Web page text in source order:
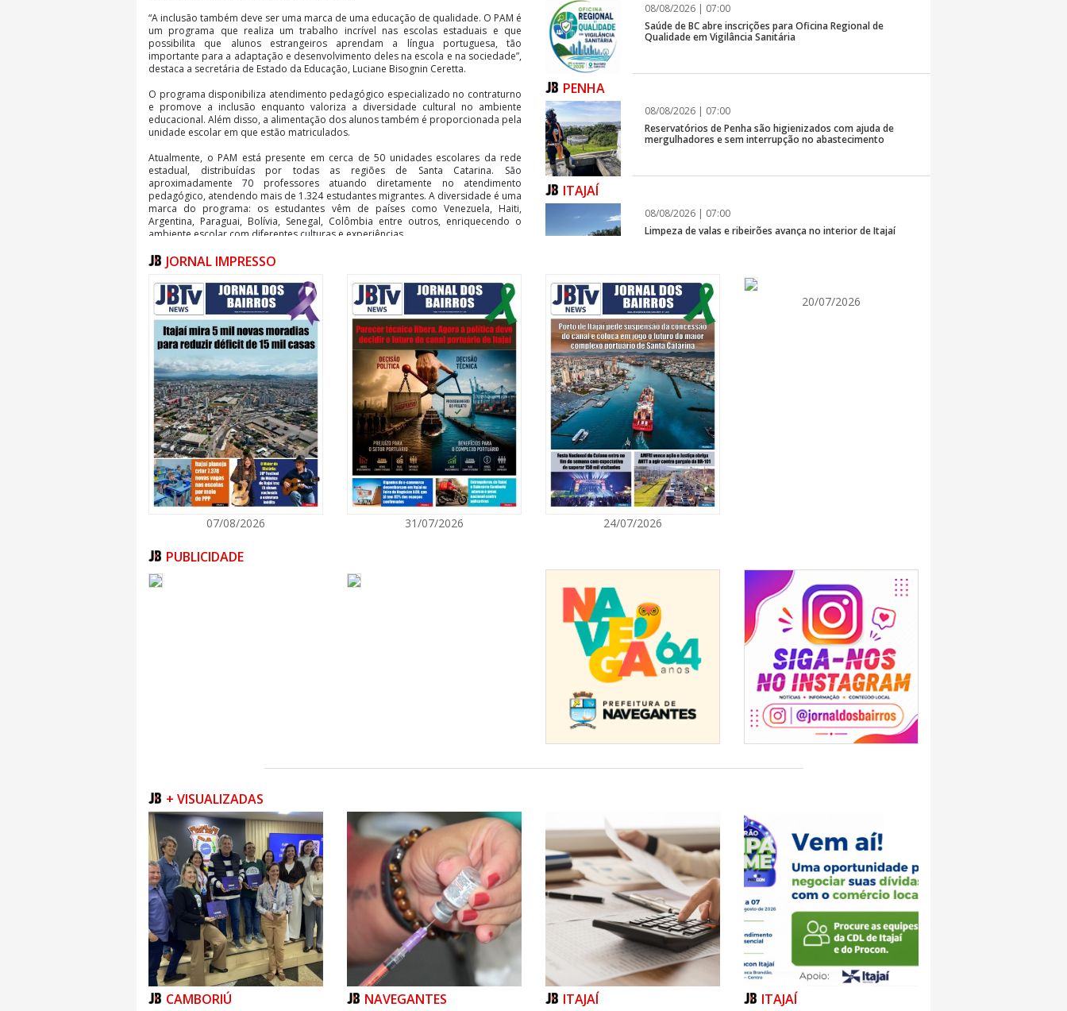
“A inclusão também deve ser uma marca de uma educação de qualidade. O PAM é
um programa que realiza um trabalho incrível nas escolas estaduais e que
possibilita que alunos estrangeiros aprendam a língua portuguesa, tão
importante para a adaptação e desenvolvimento deles na escola e na sociedade”,
destaca a secretária de Estado da Educação, Luciane Bisognin Ceretta.
O programa disponibiliza atendimento pedagógico especializado no contraturno
e promove a inclusão enquanto valoriza a diversidade cultural no ambiente
educacional. Além disso, a alimentação dos alunos também é proporcionada pela
unidade escolar em que estão matriculados.
Atualmente, o PAM está presente em cerca de 50 unidades escolares da rede
estadual, distribuídas por todas as regiões de Santa Catarina. São
aproximadamente 70 professores atuando diretamente no atendimento
pedagógico, atendendo mais de 1.324 estudantes migrantes. A diversidade é uma
marca do programa: os estudantes vêm de países como Venezuela, Haiti,
Argentina, Paraguai, Bolívia, Senegal, Colômbia entre outros, enriquecendo o
ambiente escolar com diferentes culturas e experiências.
“O programa tem como finalidade auxiliar esses alunos, diminuindo xenofobia,
discriminações, conscientizando toda a rede escolar na valorização dessa cultura.
Trabalhar a interculturalidade dentro da escola é muito importante para esse
aluno, valorizando não só a cultura para ele, mas ensinando aos demais”, ressalta
Vinícius Ribeiro, ponto focal do PAM na SED.
Para participar do PAM, as escolas da rede estadual realizam anualmente um
processo de adesão junto à SED/SC. Neste processo, cada unidade apresenta um
diagnóstico inicial informando o número de estudantes migrantes matriculados,
suas faixas etárias e necessidades pedagógicas. Com base nesses dados, o
programa organiza a oferta de atendimento e a designação de professores
capacitados para atuar com estudantes dos anos iniciais e finais do ensino
fundamental e também do ensino médio.
“Me acolheram muito bem. Depois do PAM, eu compreendi melhor as aulas, na
escrita, porque tem que também fazer redação na sala. E eles ajudaram muito
para isso, para falar também”, conta a estudante cubana, Jessica Castellanos.
Compromisso com a legislação e os direitos humanos
acesso e a permanência dos estudantes migrantes na escola, como a Lei de
13.445/2017) e a Lei Estadual nº 18.018/2020, que institui a Política Estadual para a
População Migrante. Dessa forma, o programa reafirma o compromisso do
Estado com a inclusão educacional e com a promoção dos direitos humanos.
08/08/2026 | 07:00
Saúde de BC abre inscrições para Oficina Regional de
Qualidade em Vigilância Sanitária
PENHA
08/08/2026 | 07:00
Reservatórios de Penha são higienizados com ajuda de
mergulhadores e sem interrupção no abastecimento
ITAJAÍ
08/08/2026 | 07:00
Limpeza de valas e ribeirões avança no interior de Itajaí
ITAJAÍ
08/08/2026 | 07:00
8º Capoezade promove semana de oficinas gratuitas e
atividades culturais em Itajaí
GERAL
08/08/2026 | 07:00
Univali e Câmara de Vereadores de Itajaí reúnem
especialistas para discutir políticas públicas e inovação
BALNEÁRIO CAMBORIÚ
08/08/2026 | 07:00
BALNEÁRIO CAMBORIÚ
08/08/2026 | 07:00
Setor judicial de medicamentos de BC estará fechado nos
dias 10 e 11 de agosto para realização de inventário
JORNAL IMPRESSO
07/08/2026 31/07/2026 24/07/2026
20/07/2026
PUBLICIDADE
+ VISUALIZADAS
CAMBORIÚ NAVEGANTES ITAJAÍ ITAJAÍ